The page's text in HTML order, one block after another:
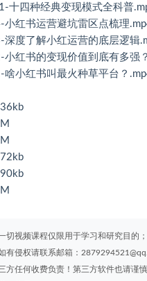
十四种经典变现模式全科普
红书运营避坑雷区点梳理
度了解小红运营的底层逻辑
红书的变现价值到底有多强
小红书叫最火种草平台？
切视频课程仅限用于学习和研究目的
有侵权请联系邮箱：
方任何收费负责！第三方软件也请谨